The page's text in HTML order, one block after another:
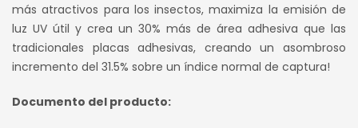
más atractivos para los insectos, maximiza la emisión de
luz UV útil y crea un 30% más de área adhesiva que las
tradicionales placas adhesivas, creando un asombroso
incremento del 31.5% sobre un índice normal de captura!
Documento del producto: